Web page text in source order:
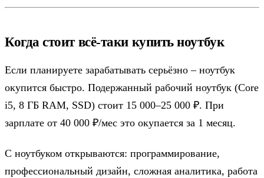
Когда стоит всё-таки купить ноутбук
Если планируете зарабатывать серьёзно – ноутбук
окупится быстро. Подержанный рабочий ноутбук (Core
i5, 8 ГБ RAM, SSD) стоит 15 000–25 000 ₽. При
зарплате от 40 000 ₽/мес это окупается за 1 месяц.
С ноутбуком открываются: программирование,
профессиональный дизайн, сложная аналитика, работа